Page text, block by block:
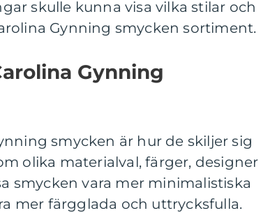
skulle kunna visa vilka stilar och
Gynning smycken sortiment.
Gynning
smycken är hur de skiljer sig
olika materialval, färger, designer
smycken vara mer minimalistiska
mer färgglada och uttrycksfulla.